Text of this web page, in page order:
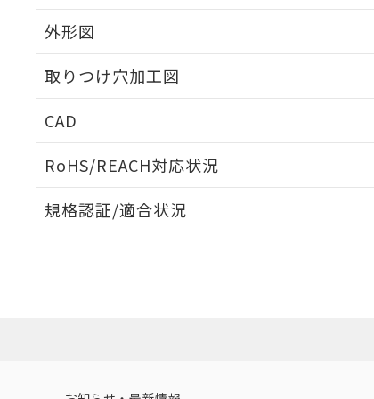
外形図
取りつけ穴加工図
CAD
RoHS/REACH対応状況
EU RoHS 注意事項・凡例
規格認証/適合状況
（イギリス
（ノルウェー